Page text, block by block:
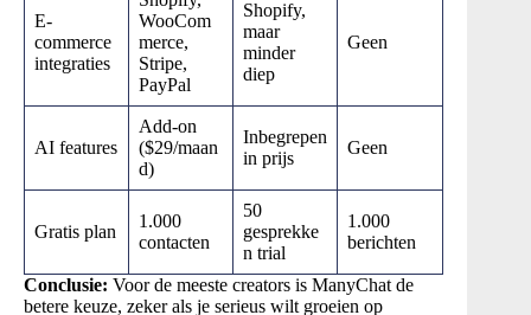
E-
commerce
integraties
WooCom
merce,
Stripe,
PayPal
Shopify,
maar
minder
diep
Geen
AI features
Add-on
($29/maan
d)
Inbegrepen
in prijs
Geen
Gratis plan
1.000
contacten
50
gesprekke
n trial
1.000
berichten
Conclusie: Voor de meeste creators is ManyChat de
betere keuze, zeker als je serieus wilt groeien op